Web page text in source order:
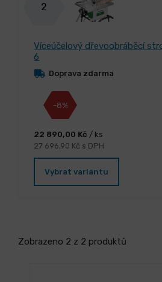
2
Víceúčelový dřevoobráběcí
6
Doprava zdarma
-8%
22 890,00 Kč / ks
27 696,90 Kč s DPH
Vybrat variantu
Zobrazeno 2 z 2 produktů